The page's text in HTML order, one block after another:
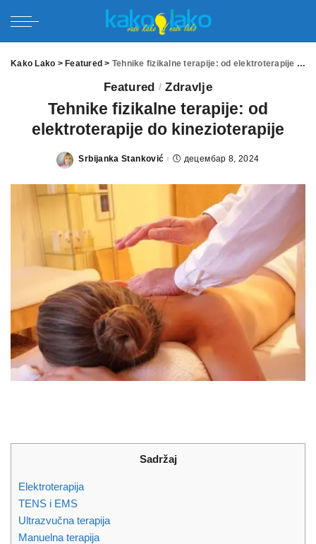
Kako Lako > Featured > Tehnike fizikalne terapije: od elektroterapije do kinezioterapije
Featured Zdravlje
Tehnike fizikalne terapije: od
elektroterapije do kinezioterapije
Posted
Srbijanka Stanković децембар 8, 2024
Sadržaj
Elektroterapija
TENS i EMS
Ultrazvučna terapija
Manuelna terapija